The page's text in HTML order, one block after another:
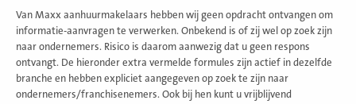
Van Maxx aanhuurmakelaars hebben wij geen opdracht ontvangen om
informatie-aanvragen te verwerken. Onbekend is of zij wel op zoek zijn
naar ondernemers. Risico is daarom aanwezig dat u geen respons
ontvangt. De hieronder extra vermelde formules zijn actief in dezelfde
branche en hebben expliciet aangegeven op zoek te zijn naar
ondernemers/franchisenemers. Ook bij hen kunt u vrijblijvend